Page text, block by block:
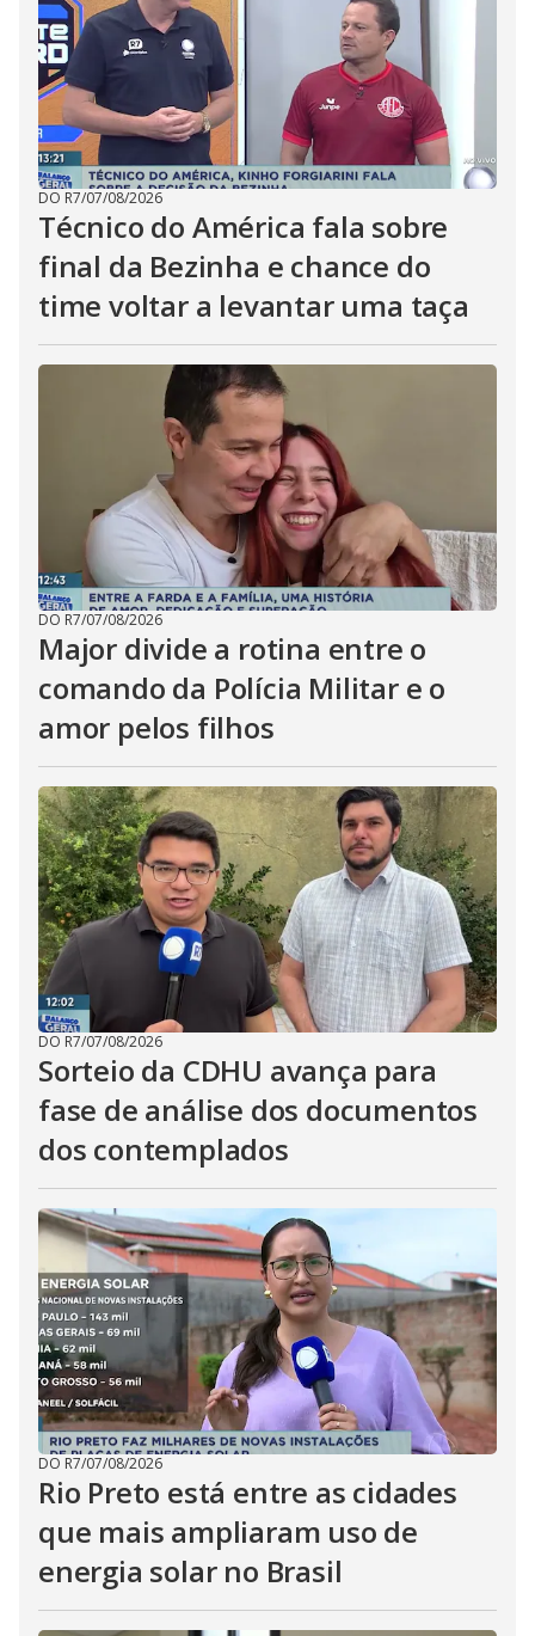
DO R7/07/08/2026
Técnico do América fala sobre
final da Bezinha e chance do
time voltar a levantar uma taça
DO R7/07/08/2026
Major divide a rotina entre o
comando da Polícia Militar e o
amor pelos filhos
DO R7/07/08/2026
Sorteio da CDHU avança para
fase de análise dos documentos
dos contemplados
DO R7/07/08/2026
Rio Preto está entre as cidades
que mais ampliaram uso de
energia solar no Brasil